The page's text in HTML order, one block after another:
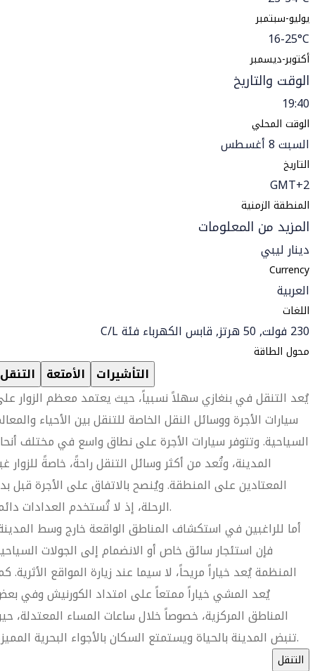
يوليو-سبتمبر
16-25°C
أكتوبر-ديسمبر
الوقت والتاريخ
19:40
الوقت المحلي
السبت 8 أغسطس
التاريخ
GMT+2
المنطقة الزمنية
المزيد من المعلومات
دينار ليبي
Currency
العربية
اللغات
230 فولت, 50 هرتز, قابس الكهرباء فئة C/L
محول الطاقة
التنقل الأمتعة التأشيرات
يُعد التنقل في بنغازي سهلاً نسبياً، حيث يعتمد معظم الزوار
سيارات الأجرة ووسائل النقل الخاصة للتنقل بين الأحياء
السياحية. وتتوفر سيارات الأجرة على نطاق واسع في مختلف
المدينة، وتُعد من أكثر وسائل التنقل راحةً، خاصةً للزوار
المعتادين على المنطقة. ويُنصح بالاتفاق على الأجرة قبل
الرحلة، إذ لا تُستخدم العدادات دائماً.
أما للراغبين في استكشاف المناطق الواقعة خارج وسط
فإن استئجار سائق خاص أو الانضمام إلى الجولات
المنظمة يُعد خياراً مريحاً، لا سيما عند زيارة المواقع الأثرية.
يُعد المشي خياراً ممتعاً على امتداد الكورنيش وفي
المناطق المركزية، خصوصاً خلال ساعات المساء المعتدلة،
تنبض المدينة بالحياة ويستمتع السكان بالأجواء البحرية المميزة.
التنقل